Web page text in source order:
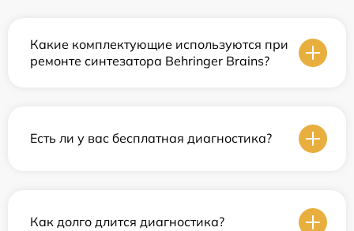
Какие комплектующие используются при
ремонте синтезатора Behringer Brains?
Есть ли у вас бесплатная диагностика?
Как долго длится диагностика?